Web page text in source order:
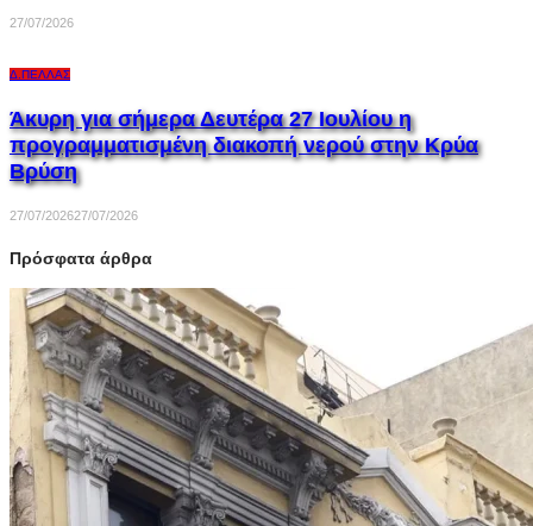
27/07/2026
Δ.ΠΈΛΛΑΣ
Άκυρη για σήμερα Δευτέρα 27 Ιουλίου η
προγραμματισμένη διακοπή νερού στην Κρύα
Βρύση
27/07/202627/07/2026
Πρόσφατα άρθρα